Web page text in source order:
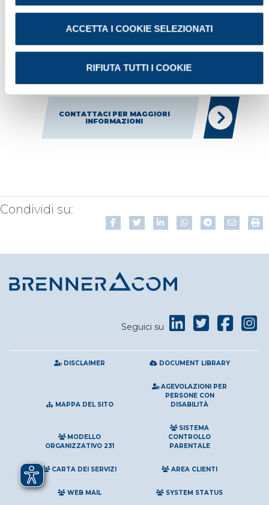
ACCETTA I COOKIE SELEZIONATI
RIFIUTA TUTTI I COOKIE
CONTATTACI PER MAGGIORI
INFORMAZIONI
Condividi su:
Seguici su
DISCLAIMER DOCUMENT LIBRARY
MAPPA DEL SITO
AGEVOLAZIONI PER
PERSONE CON
DISABILITÀ
MODELLO
ORGANIZZATIVO 231
SISTEMA
CONTROLLO
PARENTALE
CARTA DEI SERVIZI AREA CLIENTI
WEB MAIL SYSTEM STATUS